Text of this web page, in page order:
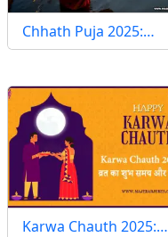
Chhath Puja 2025:…
Karwa Chauth 2025:…